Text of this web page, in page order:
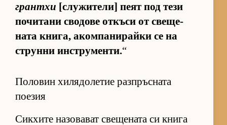
грантхи [слу­жи­те­ли] пеят под тези
по­чи­тани сво­дове от­къси от све­ще­
ната кни­га, аком­па­ни­райки се на
струнни ин­с­т­ру­мен­ти.“
Половин хилядолетие разпръсната
поезия
Сик­хите на­зо­ва­ват све­ще­ната си книга